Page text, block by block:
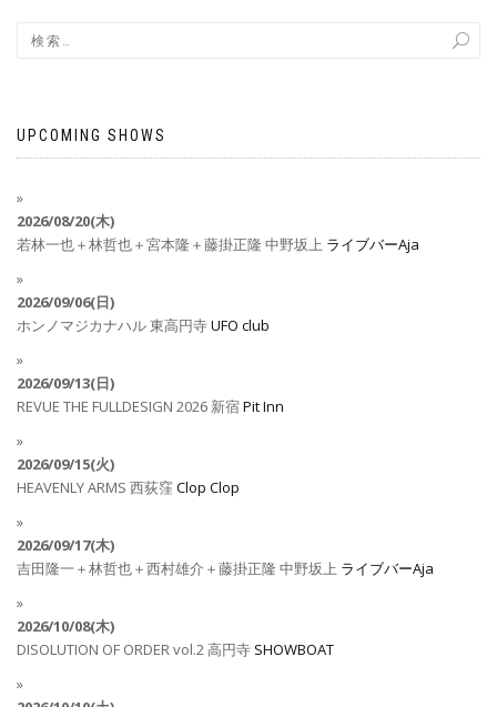
UPCOMING SHOWS
2026/08/20(木)
若林一也＋林哲也＋宮本隆＋藤掛正隆 中野坂上 ライブバーAja
2026/09/06(日)
ホンノマジカナハル東高円寺UFO club
2026/09/13(日)
REVUE THE FULLDESIGN 2026 新宿Pit Inn
2026/09/15(火)
HEAVENLY ARMS 西荻窪Clop Clop
2026/09/17(木)
吉田隆一＋林哲也＋西村雄介＋藤掛正隆 中野坂上 ライブバーAja
2026/10/08(木)
DISOLUTION OF ORDER vol.2高円寺 SHOWBOAT